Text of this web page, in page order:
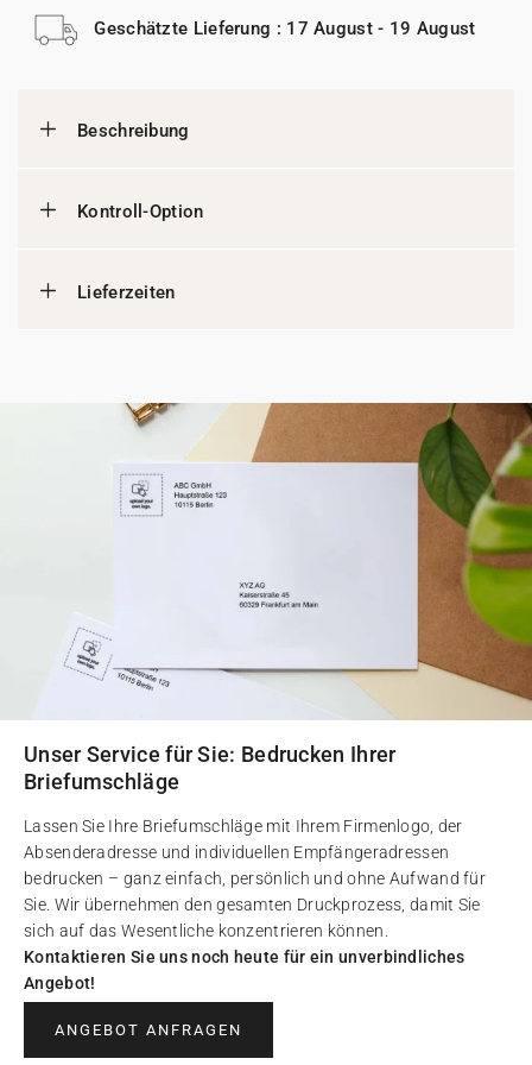
Geschätzte Lieferung : 17 August - 19 August
Beschreibung
Kontroll-Option
Lieferzeiten
Unser Service für Sie: Bedrucken Ihrer
Briefumschläge
Lassen Sie Ihre Briefumschläge mit Ihrem Firmenlogo, der
Absenderadresse und individuellen Empfängeradressen
bedrucken – ganz einfach, persönlich und ohne Aufwand für
Sie. Wir übernehmen den gesamten Druckprozess, damit Sie
sich auf das Wesentliche konzentrieren können.
Kontaktieren Sie uns noch heute für ein unverbindliches
Angebot!
ANGEBOT ANFRAGEN